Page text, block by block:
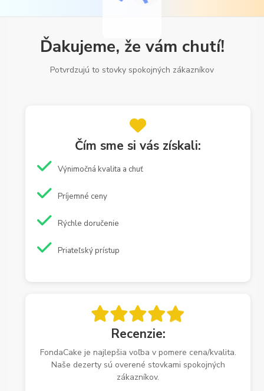
Ďakujeme, že vám chutí!
Potvrdzujú to stovky spokojných zákazníkov
Čím sme si vás získali:
Výnimočná kvalita a chuť
Príjemné ceny
Rýchle doručenie
Priateľský prístup
Recenzie:
FondaCake je najlepšia voľba v pomere cena/kvalita.
Naše dezerty sú overené stovkami spokojných
zákazníkov.